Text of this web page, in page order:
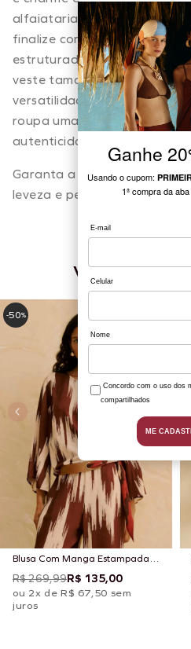
alfaiataria, saias midi ou
finalize com acessórios
estruturadas para um visual
veste tamanho P e tem
versatilidade da CaCay e
roupa uma peça que une
autenticidade.
Garanta a sua agora e
leveza e personalidade.
Você também
Blusa Com Manga Estampada
Amantani
R$ 269,99R$ 135,00
ou 2x de R$ 67,50 sem
juros
-50%